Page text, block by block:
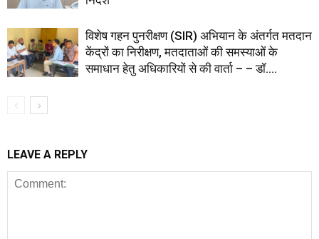
विशेष गहन पुनरीक्षण (SIR) अभियान के अंतर्गत मतदान
केंद्रों का निरीक्षण, मतदाताओं की समस्याओं के
समाधान हेतु अधिकारियों से की वार्ता – – डॉ....
LEAVE A REPLY